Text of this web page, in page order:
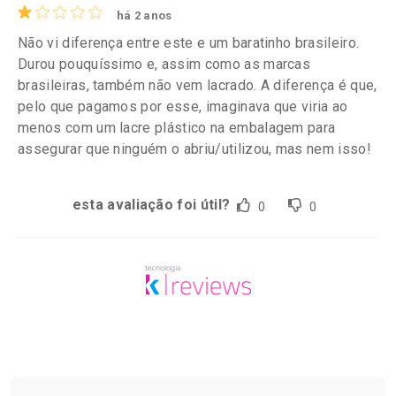
há 2 anos
Não vi diferença entre este e um baratinho brasileiro.
Durou pouquíssimo e, assim como as marcas
brasileiras, também não vem lacrado. A diferença é que,
pelo que pagamos por esse, imaginava que viria ao
menos com um lacre plástico na embalagem para
assegurar que ninguém o abriu/utilizou, mas nem isso!
esta avaliação foi útil? 0 0